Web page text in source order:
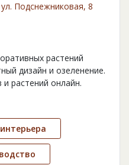
Подснежниковая, 8
растений
дизайн и озеленение.
растений онлайн.